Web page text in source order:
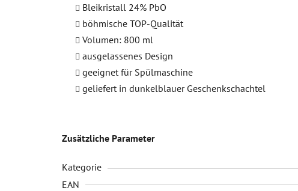
Bleikristall 24% PbO
böhmische TOP-Qualität
Volumen: 800 ml
ausgelassenes Design
geeignet für Spülmaschine
geliefert in dunkelblauer Geschenkschachtel
Zusätzliche Parameter
Kategorie
EAN